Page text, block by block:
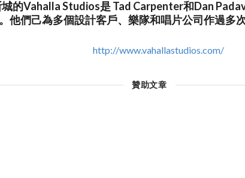
的Vahalla Studios是 Tad Carpenter和Dan
他們己為多個設計客戶、樂隊和唱片公司作過多
http://www.vahallastudios.com/
贊助文章